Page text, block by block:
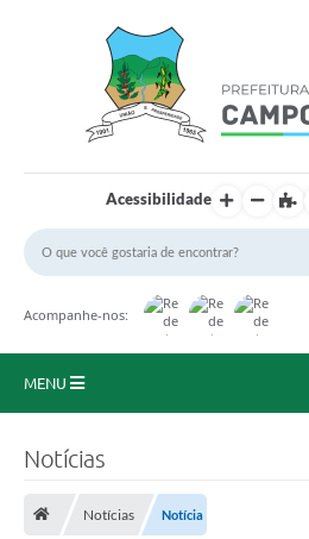
Acessibilidade
Acompanhe-nos:
MENU
Notícias
Notícias Notícia